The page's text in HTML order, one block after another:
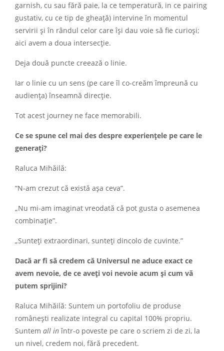
garnish, cu sau fără paie, la ce temperatură, in ce pairing
gustativ, cu ce tip de gheață) intervine în momentul
servirii și în rândul celor care își dau voie să fie curioși;
aici avem a doua intersecție.
Deja două puncte creează o linie.
Iar o linie cu un sens (pe care îl co-creăm împreună cu
audiența) înseamnă direcție.
Tot acest journey ne face memorabili.
Ce se spune cel mai des despre experiențele pe care le
generați?
Raluca Mihăilă:
“N-am crezut că există așa ceva”.
„Nu mi-am imaginat vreodată că pot gusta o asemenea
combinație”.
„Sunteți extraordinari, sunteți dincolo de cuvinte.”
Dacă ar fi să credem că Universul ne aduce exact ce
avem nevoie, de ce aveți voi nevoie acum și cum vă
putem sprijini?
Raluca Mihăilă: Suntem un portofoliu de produse
românești realizate integral cu capital 100% propriu.
Suntem all inîntr-o poveste pe care o scriem zi de zi, la
un nivel, credem noi, fără precedent.